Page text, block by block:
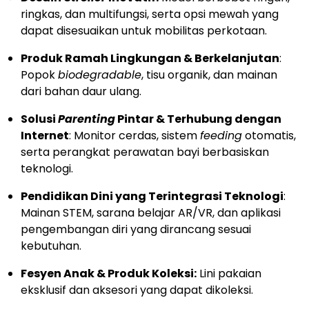
ringkas, dan multifungsi, serta opsi mewah yang
dapat disesuaikan untuk mobilitas perkotaan.
Produk Ramah Lingkungan & Berkelanjutan:
Popokbiodegradable, tisu organik, dan mainan
dari bahan daur ulang.
SolusiParentingPintar & Terhubung dengan
Internet: Monitor cerdas, sistemfeedingotomatis,
serta perangkat perawatan bayi berbasiskan
teknologi.
Pendidikan Dini yang Terintegrasi Teknologi:
Mainan STEM, sarana belajar AR/VR, dan aplikasi
pengembangan diri yang dirancang sesuai
kebutuhan.
Fesyen Anak & Produk Koleksi: Lini pakaian
eksklusif dan aksesori yang dapat dikoleksi.